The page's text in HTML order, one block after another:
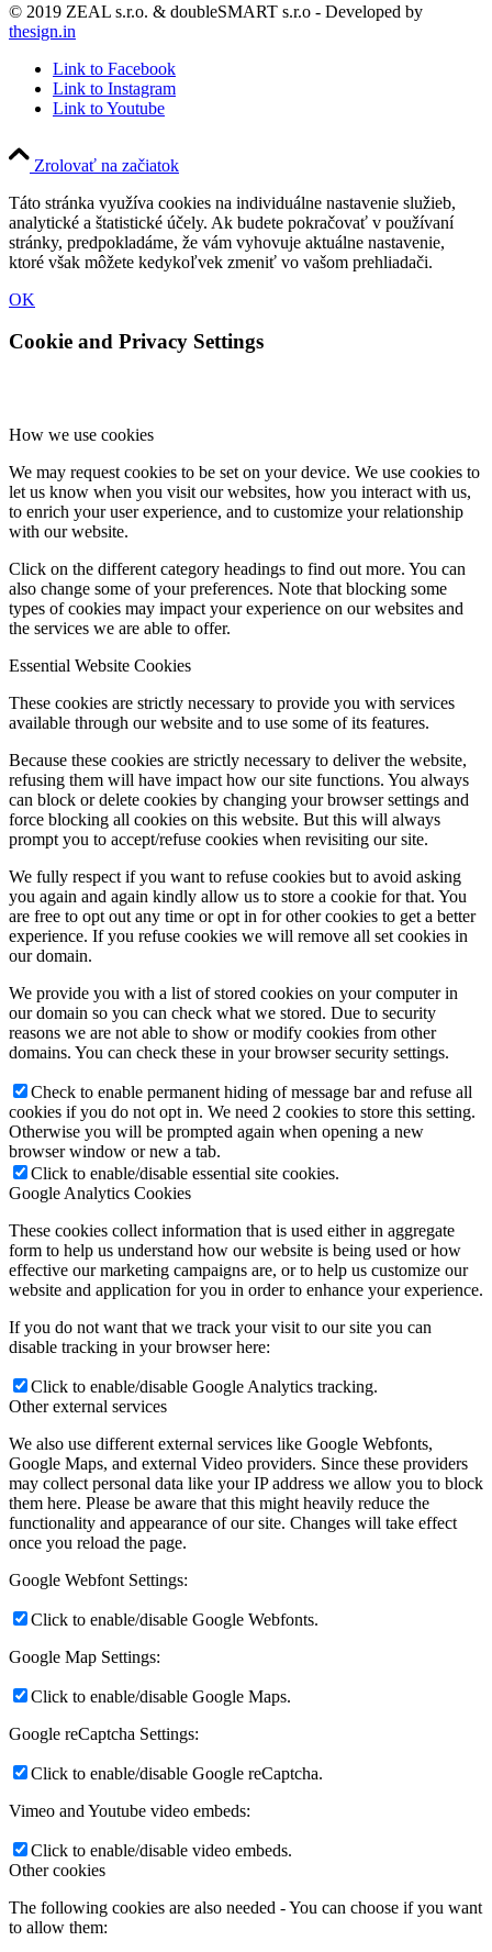
© 2019 ZEAL s.r.o. & doubleSMART s.r.o - Developed by
thesign.in
Link to Facebook
Link to Instagram
Link to Youtube
Zrolovať na začiatok
Táto stránka využíva cookies na individuálne nastavenie služieb,
analytické a štatistické účely. Ak budete pokračovať v používaní
stránky, predpokladáme, že vám vyhovuje aktuálne nastavenie,
ktoré však môžete kedykoľvek zmeniť vo vašom prehliadači.
OK
Cookie and Privacy Settings
How we use cookies
We may request cookies to be set on your device. We use cookies to
let us know when you visit our websites, how you interact with us,
to enrich your user experience, and to customize your relationship
with our website.
Click on the different category headings to find out more. You can
also change some of your preferences. Note that blocking some
types of cookies may impact your experience on our websites and
the services we are able to offer.
Essential Website Cookies
These cookies are strictly necessary to provide you with services
available through our website and to use some of its features.
Because these cookies are strictly necessary to deliver the website,
refusing them will have impact how our site functions. You always
can block or delete cookies by changing your browser settings and
force blocking all cookies on this website. But this will always
prompt you to accept/refuse cookies when revisiting our site.
We fully respect if you want to refuse cookies but to avoid asking
you again and again kindly allow us to store a cookie for that. You
are free to opt out any time or opt in for other cookies to get a better
experience. If you refuse cookies we will remove all set cookies in
our domain.
We provide you with a list of stored cookies on your computer in
our domain so you can check what we stored. Due to security
reasons we are not able to show or modify cookies from other
domains. You can check these in your browser security settings.
Check to enable permanent hiding of message bar and refuse all
cookies if you do not opt in. We need 2 cookies to store this setting.
Otherwise you will be prompted again when opening a new
browser window or new a tab.
Click to enable/disable essential site cookies.
Google Analytics Cookies
These cookies collect information that is used either in aggregate
form to help us understand how our website is being used or how
effective our marketing campaigns are, or to help us customize our
website and application for you in order to enhance your experience.
If you do not want that we track your visit to our site you can
disable tracking in your browser here:
Click to enable/disable Google Analytics tracking.
Other external services
We also use different external services like Google Webfonts,
Google Maps, and external Video providers. Since these providers
may collect personal data like your IP address we allow you to block
them here. Please be aware that this might heavily reduce the
functionality and appearance of our site. Changes will take effect
once you reload the page.
Google Webfont Settings:
Click to enable/disable Google Webfonts.
Google Map Settings:
Click to enable/disable Google Maps.
Google reCaptcha Settings:
Click to enable/disable Google reCaptcha.
Vimeo and Youtube video embeds:
Click to enable/disable video embeds.
Other cookies
The following cookies are also needed - You can choose if you want
to allow them: